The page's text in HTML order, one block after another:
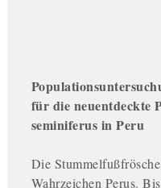
für die neuentdeckte
seminiferus in Peru
Die
Wahrzeichen Perus.